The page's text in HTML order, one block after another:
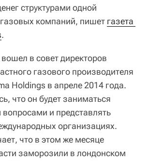
структурами одной
компаний, пишет газета
.
в совет директоров
газового производителя
Holdings в апреле 2014 года.
что он будет заниматься
и представлять
организациях.
что в этом же месяце
заморозили в лондонском